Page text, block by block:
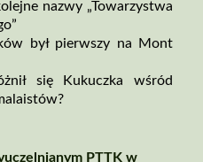
nazwy „Towarzystwa
był pierwszy na Mont
się Kukuczka wśród
PTTK w